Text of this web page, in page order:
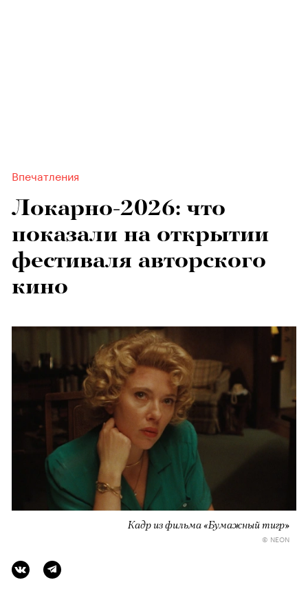
Впечатления
Локарно-2026: что
показали на открытии
фестиваля авторского
кино
Кадр из фильма «Бумажный тигр»
© NEON